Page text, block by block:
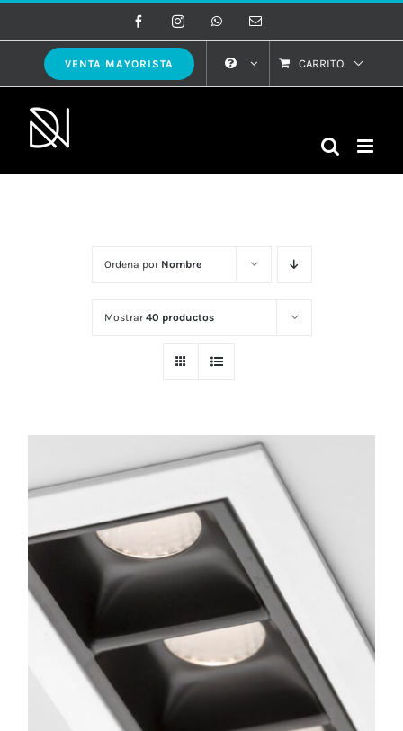
al
contenido
FacebookInstagramWhatsAppCorreo
VENTA MAYORISTA CARRITO
Ordena por Nombre
Mostrar40 productos
PRODUCTO
MÚLTIPLES
VARIANTES.
LAS